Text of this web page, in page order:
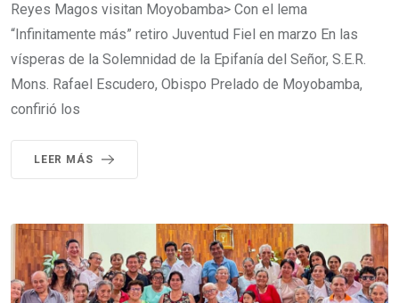
Reyes Magos visitan Moyobamba> Con el lema
“Infinitamente más” retiro Juventud Fiel en marzo En las
vísperas de la Solemnidad de la Epifanía del Señor, S.E.R.
Mons. Rafael Escudero, Obispo Prelado de Moyobamba,
confirió los
LEER MÁS